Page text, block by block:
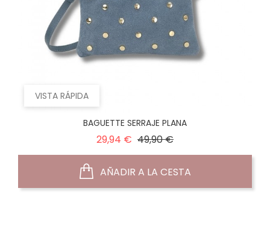
VISTA RÁPIDA
BAGUETTE SERRAJE PLANA
29,94 € Precio
49,90 €Precio
AÑADIR A LA CESTA